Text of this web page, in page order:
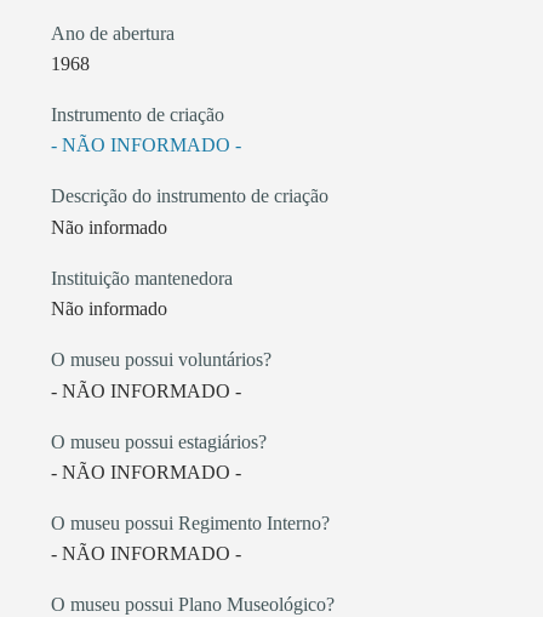
Ano de abertura
1968
Instrumento de criação
- NÃO INFORMADO -
Descrição do instrumento de criação
Não informado
Instituição mantenedora
Não informado
O museu possui voluntários?
- NÃO INFORMADO -
O museu possui estagiários?
- NÃO INFORMADO -
O museu possui Regimento Interno?
- NÃO INFORMADO -
O museu possui Plano Museológico?